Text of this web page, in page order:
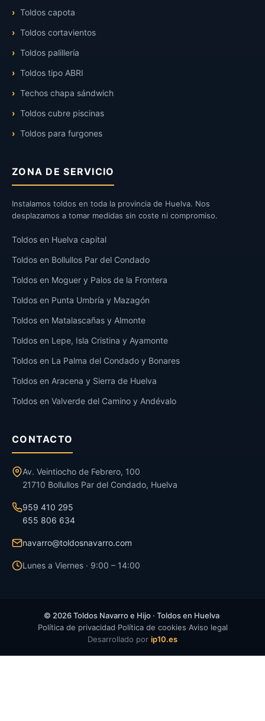
Toldos capota
Toldos cortavientos
Toldos palillería
Toldos tipo ABRI
Techos chapa sándwich
Toldos cubre piscinas
Toldos para furgones
ZONA DE SERVICIO
Instalamos toldos en toda la provincia de Huelva. Nos
desplazamos a tomar medidas sin coste ni compromiso.
Toldos en Huelva capital
Toldos en Bollullos Par del Condado
Toldos en Moguer y Palos de la Frontera
Toldos en Punta Umbría y Mazagón
Toldos en Matalascañas y Almonte
Toldos en Lepe, Isla Cristina y Ayamonte
Toldos en La Palma del Condado y Bonares
Toldos en Aracena y Sierra de Huelva
Toldos en Valverde del Camino y Andévalo
CONTACTO
Av. Veintiocho de Febrero, 100
21710 Bollullos Par del Condado, Huelva
959 410 295
655 806 634
navarro@toldosnavarro.com
Lunes a Viernes · 9:00 – 14:00
© 2026Toldos Navarro e Hijo · Toldos en Huelva·
Política de privacidad·Política de cookies·Aviso legal
Desarrollado por ip10.es